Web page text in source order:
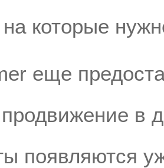
которые
еще
продвижение в
появляются